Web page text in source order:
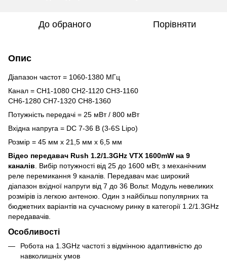
До обраного Порівняти
Опис
Діапазон частот = 1060-1380 МГц
Канал = CH1-1080 CH2-1120 CH3-1160
CH6-1280 CH7-1320 CH8-1360
Потужність передачі = 25 мВт / 800 мВт
Вхідна напруга = DC 7-36 В (3-6S Lipo)
Розмір = 45 мм x 21,5 мм x 6,5 мм
Відео передавач Rush 1.2/1.3GHz VTX 1600mW на 9
каналів . Вибір потужності від 25 до 1600 мВт, з механічним
реле перемикання 9 каналів. Передавач має широкий
діапазон вхідної напруги від 7 до 36 Вольт. Модуль невеликих
розмірів із легкою антеною. Один з найбільш популярних та
бюджетних варіантів на сучасному ринку в категорії 1.2/1.3GHz
передавачів.
Особливості
Робота на 1.3GHz частоті з відмінною адаптивністю до
навколишніх умов